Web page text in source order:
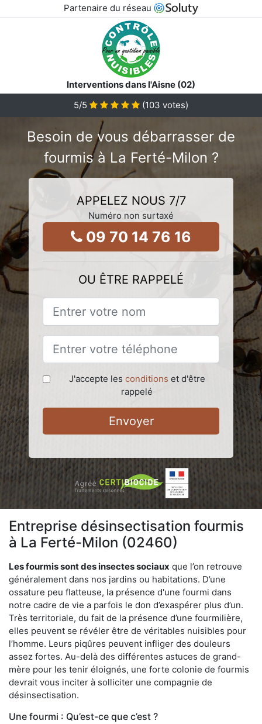
Partenaire du réseau
Interventions dans l'Aisne (02)
5/5 (103 votes)
Besoin de vous débarrasser de
fourmis à La Ferté-Milon ?
APPELEZ NOUS 7/7
Numéro non surtaxé
09 70 14 76 16
OU ÊTRE RAPPELÉ
J'accepte les conditions et d'être
rappelé
Envoyer
Entreprise désinsectisation fourmis
à La Ferté-Milon (02460)
Les fourmis sont des insectes sociaux que l’on retrouve
généralement dans nos jardins ou habitations. D’une
ossature peu flatteuse, la présence d'une fourmi dans
notre cadre de vie a parfois le don d’exaspérer plus d’un.
Très territoriale, du fait de la présence d’une fourmilière,
elles peuvent se révéler être de véritables nuisibles pour
l’homme. Leurs piqûres peuvent infliger des douleurs
assez fortes. Au-delà des différentes astuces de grand-
mère pour les tenir éloignés, une forte colonie de fourmis
devrait vous inciter à solliciter une compagnie de
désinsectisation.
Une fourmi : Qu’est-ce que c’est ?